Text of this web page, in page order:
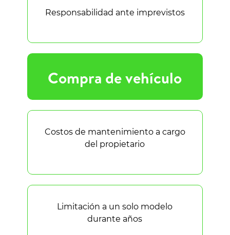
Compra de vehículo
Costos de mantenimiento a cargo
del propietario
Limitación a un solo modelo
durante años
Responsabilidad ante imprevistos